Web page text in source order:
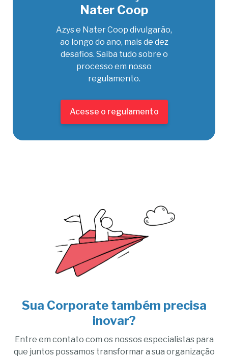
premiação será oferecida após avaliação geral
de todos os desafios lançados, independente do
segmento. Após análise do desempenho das
soluções e seus pilotos, os projetos mais bem
avaliados, entre os 14 desafios lançados,
ganharão prêmios de acordo com os resultados
obtidos no processo de pilotagem
1º Lugar: R$ 30.000,00
2º Lugar: R$ 15.000,00
Nater Coop
Azys e Nater Coop divulgarão,
ao longo do ano, mais de dez
desafios. Saiba tudo sobre o
processo em nosso
regulamento.
Acesse o regulamento
Sua Corporate também precisa
inovar?
Entre em contato com os nossos especialistas para
que juntos possamos transformar a sua organização